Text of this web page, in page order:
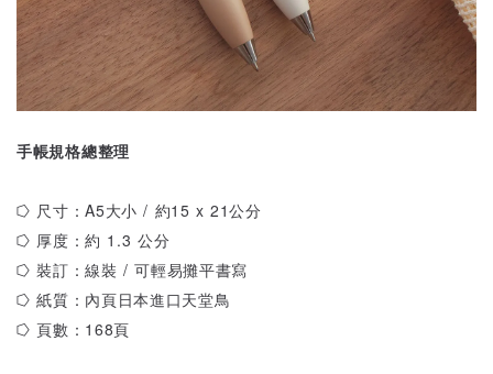
手帳規格總整理
⭔ 尺寸：A5大小 / 約15 x 21公分
⭔ 厚度：約 1.3 公分
⭔ 裝訂：線裝 / 可輕易攤平書寫
⭔ 紙質：內頁日本進口天堂鳥
⭔ 頁數：168頁